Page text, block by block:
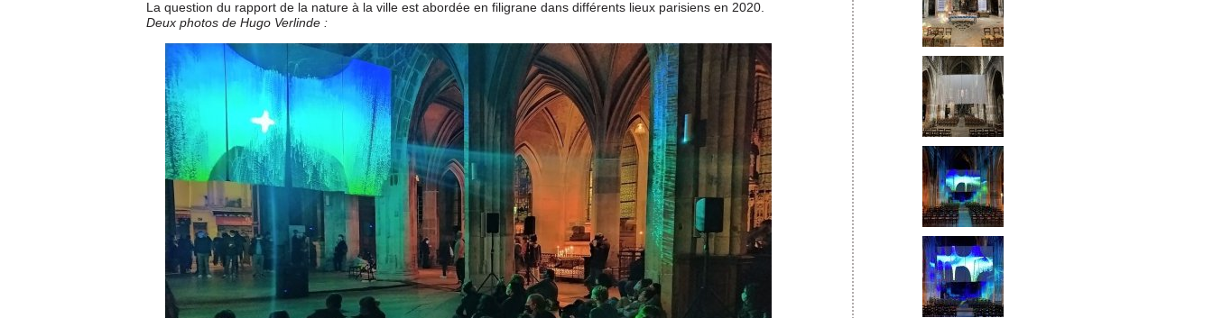
La question du rapport de la nature à la ville est abordée en filigrane dans différents lieux parisiens en 2020.
Deux photos de Hugo Verlinde :